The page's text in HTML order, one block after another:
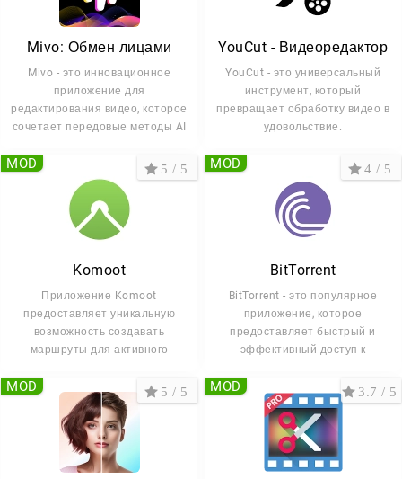
Mivo: Обмен лицами
Mivo - это инновационное
приложение для
редактирования видео, которое
сочетает передовые методы AI
YouCut - Видеоредактор
YouCut - это универсальный
инструмент, который
превращает обработку видео в
удовольствие.
Komoot
Приложение Komoot
предоставляет уникальную
возможность создавать
маршруты для активного
5 / 5
MOD
BitTorrent
BitTorrent - это популярное
приложение, которое
предоставляет быстрый и
эффективный доступ к
4 / 5
MOD
5 / 5
MOD 3.7 / 5
MOD